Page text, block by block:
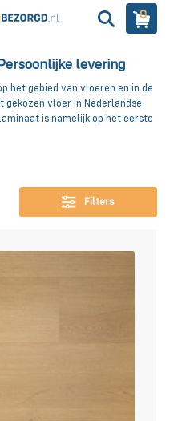
0
levering
het gebied van vloeren en in de
vloer in Nederlandse
is namelijk op het eerste
hout, zeer betaalbaar en
heeft voor een traditionele
Filters